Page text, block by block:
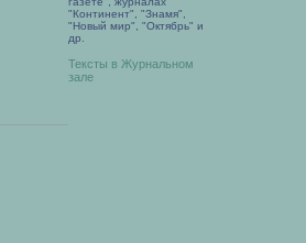
"Континент", "Знамя",
"Новый мир", "Октябрь" и
др.
Тексты в Журнальном
зале